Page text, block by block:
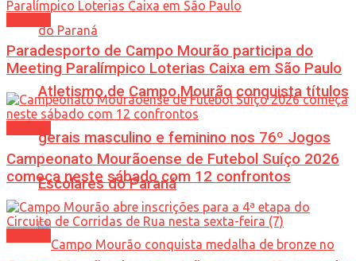
Atletismo de Campo Mourão conquista títulos
gerais masculino e feminino nos 76º Jogos
Escolares do Paraná
Paradesporto de Campo Mourão participa do
Meeting Paralímpico Loterias Caixa em São Paulo
Campeonato Mourãoense de Futebol Suíço 2026
começa neste sábado com 12 confrontos